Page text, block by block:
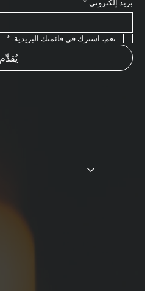
بريد إلكتروني *
نعم، اشترك في قائمتك البريدية. *
يُقدِّم